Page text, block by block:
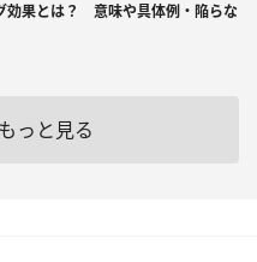
効果とは？ 意味や具体例・陥らな
っと見る